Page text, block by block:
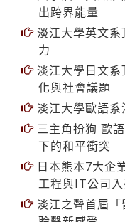
淡江大學英文系
力
淡江大學日文
化與社會議題
淡江大學歐語系
三主角扮狗 歐語
下的和平衝突
日本熊本7大企
工程與IT公司
淡江之聲首屆
聆聲新感受